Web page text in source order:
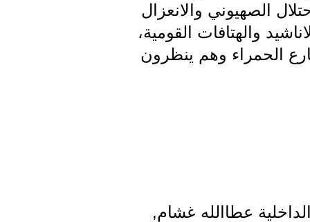
الصهيوني والانعزال
والهتافات القومية،
الحمراء وهم ينظرون
عطاالله غشام,